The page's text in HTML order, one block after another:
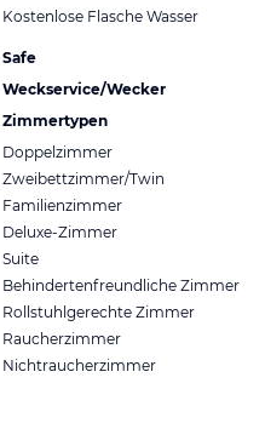
Kostenlose Flasche Wasser
Safe
Weckservice/Wecker
Zimmertypen
Doppelzimmer
Zweibettzimmer/Twin
Familienzimmer
Deluxe-Zimmer
Suite
Behindertenfreundliche Zimmer
Rollstuhlgerechte Zimmer
Raucherzimmer
Nichtraucherzimmer